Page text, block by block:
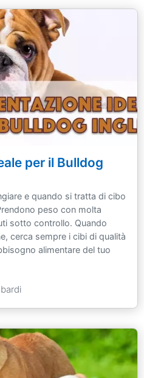
per il Bulldog
e quando si tratta di cibo
peso con molta
sotto controllo. Quando
cerca sempre i cibi di qualità
alimentare del tuo